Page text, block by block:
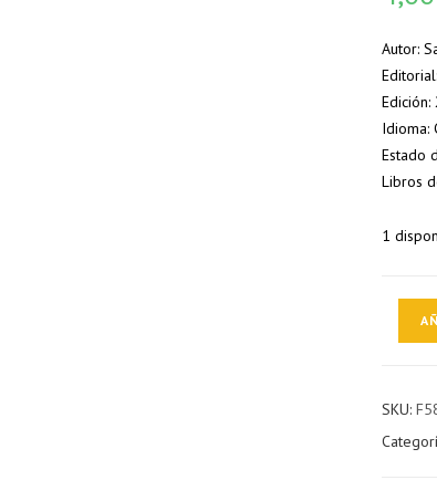
Autor:
Edición:
Idioma:
Estado
Libros
1
Amarillo
SKU: